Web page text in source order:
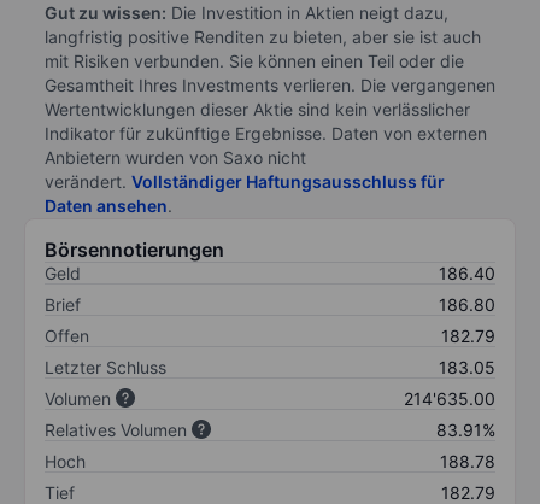
Gut zu wissen: Die Investition in Aktien neigt dazu,
langfristig positive Renditen zu bieten, aber sie ist auch
mit Risiken verbunden. Sie können einen Teil oder die
Gesamtheit Ihres Investments verlieren. Die vergangenen
Wertentwicklungen dieser Aktie sind kein verlässlicher
Indikator für zukünftige Ergebnisse. Daten von externen
Anbietern wurden von Saxo nicht
verändert. Vollständiger Haftungsausschluss für
Daten ansehen.
Börsennotierungen
Geld
186.40
Brief
186.80
Offen
182.79
Letzter Schluss
183.05
Volumen
214'635.00
Relatives Volumen
83.91%
Hoch
188.78
Tief
182.79